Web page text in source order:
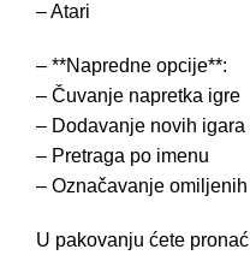
– Atari
– **Napredne opcije**:
– Čuvanje napretka igre
– Dodavanje novih igara
– Pretraga po imenu
– Označavanje
U pakovanju ćete